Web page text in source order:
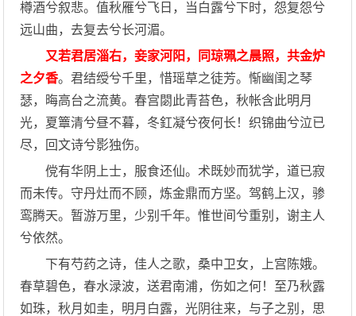
樽酒兮叙悲。值秋雁兮飞日，当白露兮下时，怨复怨兮
远山曲，去复去兮长河湄。
又若君居淄右，妾家河阳，同琼珮之晨照，共金炉
之夕香。君结绶兮千里，惜瑶草之徒芳。惭幽闺之琴
瑟，晦高台之流黄。春宫閟此青苔色，秋帐含此明月
光，夏簟清兮昼不暮，冬釭凝兮夜何长！织锦曲兮泣已
尽，回文诗兮影独伤。
傥有华阴上士，服食还仙。术既妙而犹学，道已寂
而未传。守丹灶而不顾，炼金鼎而方坚。驾鹤上汉，骖
鸾腾天。暂游万里，少别千年。惟世间兮重别，谢主人
兮依然。
下有芍药之诗，佳人之歌，桑中卫女，上宫陈娥。
春草碧色，春水渌波，送君南浦，伤如之何！至乃秋露
如珠，秋月如圭，明月白露，光阴往来，与子之别，思